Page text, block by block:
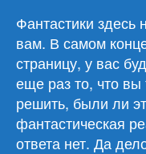
Фантастики здесь
вам. В самом
страницу, у вас
еще раз то, что вы
решить, были ли
фантастическая
ответа нет. Да